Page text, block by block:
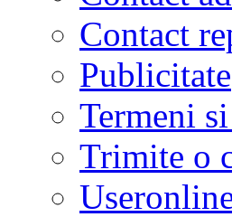
Contact
Publicitate
Termeni
Trimite o